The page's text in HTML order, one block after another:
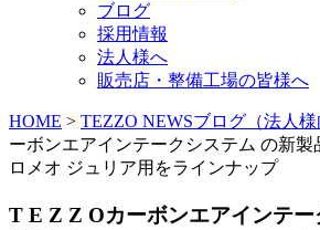
ブログ
採用情報
法人様へ
販売店・整備工場の皆様へ
HOME > TEZZO NEWSブログ（法人様
ーボンエアインテークシステム の新製
ロメオ ジュリア用をラインナップ
T E Z Z Oカーボンエアインテ